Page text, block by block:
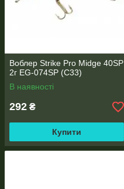
Воблер Strike Pro Midge 40SP
2г EG-074SP (C33)
В наявності
292 ₴
Купити